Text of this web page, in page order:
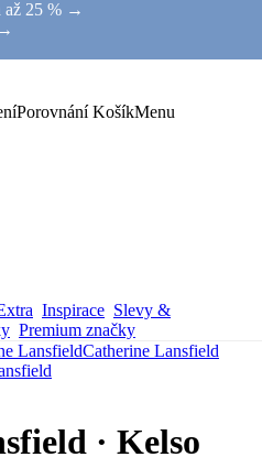
až 25 % →
Porovnání KošíkMenu
Inspirace Slevy &
Premium značky
LansfieldCatherine Lansfield
· Kelso